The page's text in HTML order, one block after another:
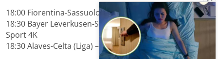
18:00 Fiorentina-Sassuolo (Serie A Femminile) – Dazn
18:30 Bayer Leverkusen-Stoccarda (Bundesliga) – Sky
Sport 4K
18:30 Alaves-Celta (Liga) – Dazn